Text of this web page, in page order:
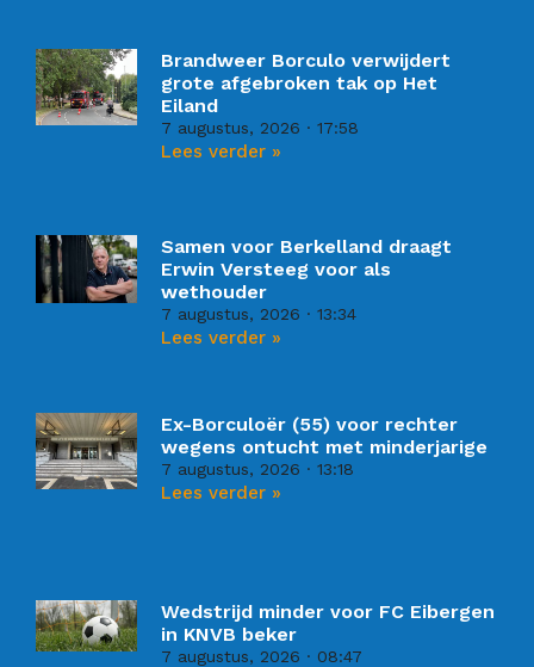
Brandweer Borculo verwijdert
grote afgebroken tak op Het
Eiland
7 augustus, 2026 17:58
Lees verder »
Samen voor Berkelland draagt
Erwin Versteeg voor als
wethouder
7 augustus, 2026 13:34
Lees verder »
Ex-Borculoër (55) voor rechter
wegens ontucht met minderjarige
7 augustus, 2026 13:18
Lees verder »
Wedstrijd minder voor FC Eibergen
in KNVB beker
7 augustus, 2026 08:47